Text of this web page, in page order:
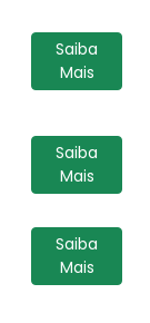
Saiba
Mais
Saiba
Mais
Saiba
Mais